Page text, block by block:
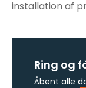
installation af
Ring og
Åbent alle